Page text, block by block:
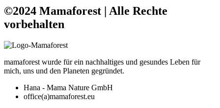
©2024 Mamaforest | Alle Rechte
vorbehalten
mamaforest wurde für ein nachhaltiges und gesundes Leben für
mich, uns und den Planeten gegründet.
Hana - Mama Nature GmbH
office(a)mamaforest.eu